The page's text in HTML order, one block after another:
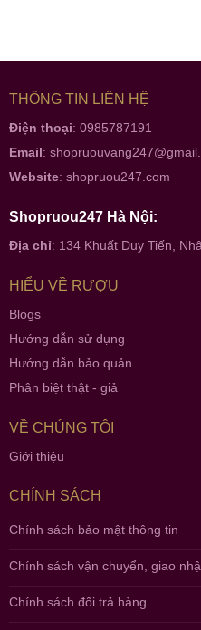
THÔNG TIN LIÊN HỆ
Điện thoại: 0985787191
Email:
Website: shopruou247.com
Shopruou247 Hà Nội:
Địa chỉ: 134 Khuất Duy Tiến,
HIỂU VỀ RƯỢU
Blogs
Hướng dẫn sử dụng
Hướng dẫn bảo quản
Phân biệt thật - giả
VỀ CHÚNG TÔI
Giới thiệu
CHÍNH SÁCH
Chính sách bảo mật thông tin
Chính sách vận chuyển, giao
Chính sách đổi trả hàng